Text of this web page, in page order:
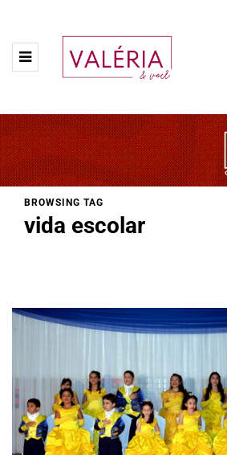
BROWSING TAG
vida escolar